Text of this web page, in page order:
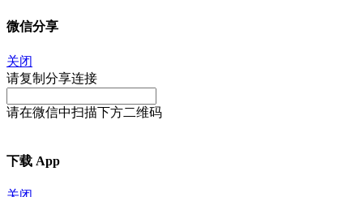
微信分享
关闭
请复制分享连接
请在微信中扫描下方二维码
下载 App